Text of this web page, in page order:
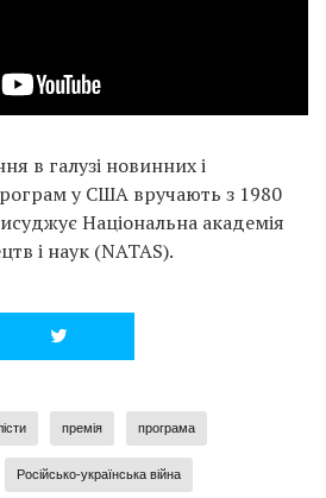
в галузі новинних і
у США вручають з 1980
Національна академія
і наук (NATAS).
премія програма
Російсько-українська війна